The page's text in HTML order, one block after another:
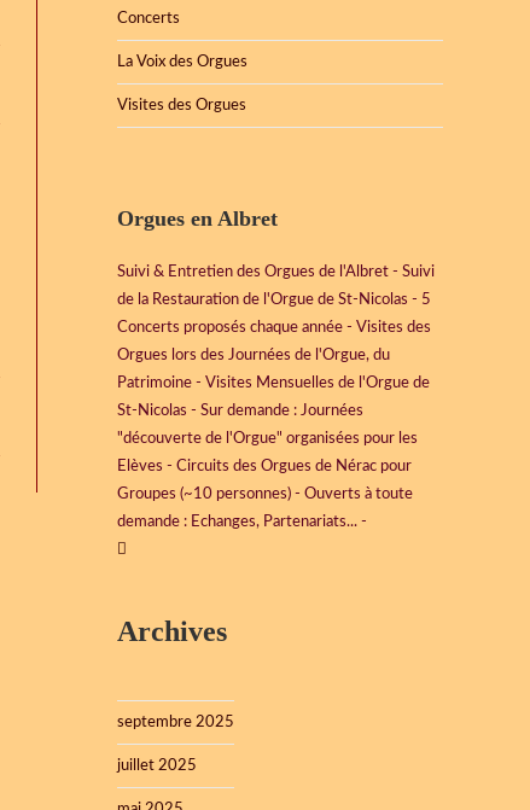
Concerts
La Voix des Orgues
Visites des Orgues
Orgues en Albret
Suivi & Entretien des Orgues de l'Albret - Suivi
de la Restauration de l'Orgue de St-Nicolas - 5
Concerts proposés chaque année - Visites des
Orgues lors des Journées de l'Orgue, du
Patrimoine - Visites Mensuelles de l'Orgue de
St-Nicolas - Sur demande : Journées
"découverte de l'Orgue" organisées pour les
Elèves - Circuits des Orgues de Nérac pour
Groupes (~10 personnes) - Ouverts à toute
demande : Echanges, Partenariats... -
Archives
septembre 2025
juillet 2025